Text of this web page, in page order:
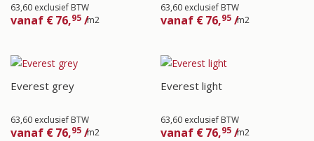
63,60 exclusief BTW
vanaf €76,95 /m2
63,60 exclusief BTW
vanaf €76,95 /m2
Everest grey
63,60 exclusief BTW
vanaf €76,95 /m2
Everest light
63,60 exclusief BTW
vanaf €76,95 /m2